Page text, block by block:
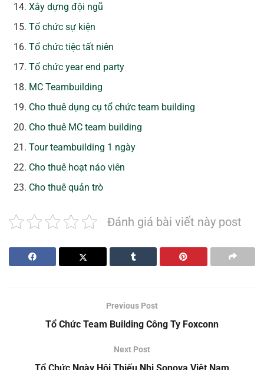
Xây dựng đội ngũ
Tổ chức sự kiện
Tổ chức tiệc tất niên
Tổ chức year end party
MC Teambuilding
Cho thuê dụng cụ tổ chức team building
Cho thuê MC team building
Tour teambuilding 1 ngày
Cho thuê hoạt náo viên
Cho thuê quản trò
Đánh giá bài viết này post
Previous Post
Tổ Chức Team Building Công Ty Foxconn
Next Post